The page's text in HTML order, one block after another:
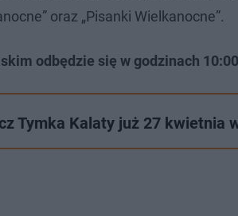
oraz „Pisanki Wielkanocne”.
odbędzie się w godzinach
Tymka Kalaty już 27 kwietnia